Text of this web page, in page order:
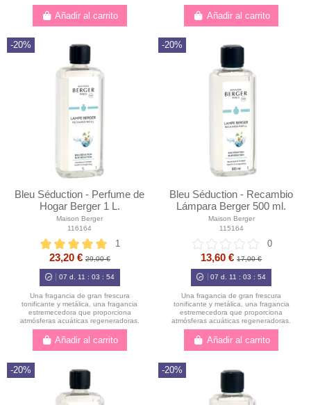
Añadir al carrito Añadir al carrito
-20%
Bleu Séduction - Perfume de
Hogar Berger 1 L.
Maison Berger
116164
1
23,20 €29,00 €
07 d. 11 :03 :52
Una fragancia de gran frescura
tonificante y metálica, una fragancia
estremecedora que proporciona
atmósferas acuáticas regeneradoras.
Añadir al carrito
-20%
Bleu Séduction - Recambio
Lámpara Berger 500 ml.
Maison Berger
115164
0
13,60 €17,00 €
07 d. 11 :03 :52
Una fragancia de gran frescura
tonificante y metálica, una fragancia
estremecedora que proporciona
atmósferas acuáticas regeneradoras.
Añadir al carrito
-20% -20%